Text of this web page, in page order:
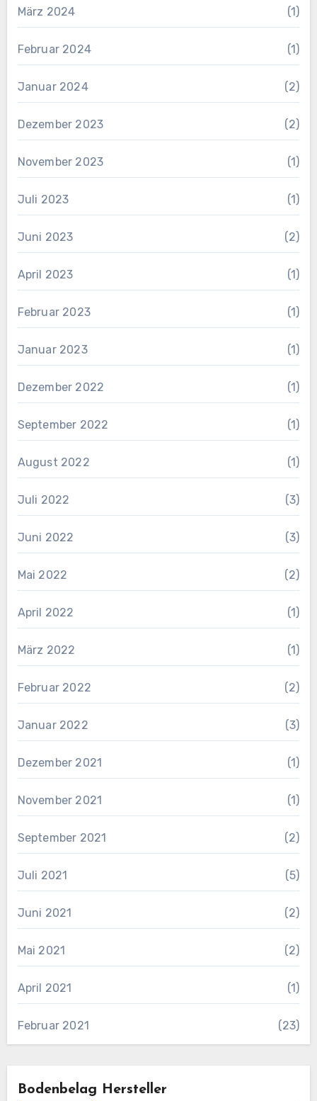
März 2024 (1)
Februar 2024 (1)
Januar 2024 (2)
Dezember 2023 (2)
November 2023 (1)
Juli 2023 (1)
Juni 2023 (2)
April 2023 (1)
Februar 2023 (1)
Januar 2023 (1)
Dezember 2022 (1)
September 2022 (1)
August 2022 (1)
Juli 2022 (3)
Juni 2022 (3)
Mai 2022 (2)
April 2022 (1)
März 2022 (1)
Februar 2022 (2)
Januar 2022 (3)
Dezember 2021 (1)
November 2021 (1)
September 2021 (2)
Juli 2021 (5)
Juni 2021 (2)
Mai 2021 (2)
April 2021 (1)
Februar 2021 (23)
Bodenbelag Hersteller